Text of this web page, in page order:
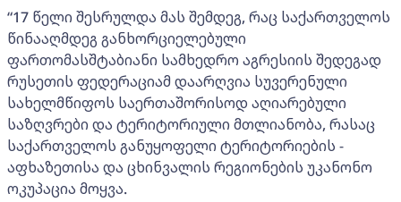
“17 წელი შესრულდა მას შემდეგ, რაც საქართველოს
წინააღმდეგ განხორციელებული
ფართომასშტაბიანი სამხედრო აგრესიის შედეგად
რუსეთის ფედერაციამ დაარღვია სუვერენული
სახელმწიფოს საერთაშორისოდ აღიარებული
საზღვრები და ტერიტორიული მთლიანობა, რასაც
საქართველოს განუყოფელი ტერიტორიების -
აფხაზეთისა და ცხინვალის რეგიონების უკანონო
ოკუპაცია მოყვა.